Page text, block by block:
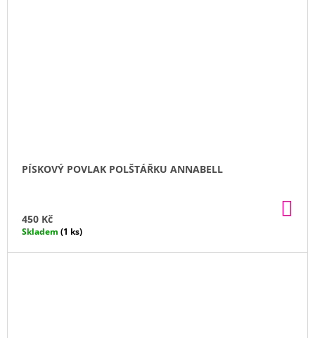
PÍSKOVÝ POVLAK POLŠTÁŘKU ANNABELL
450 Kč
Skladem (1 ks)